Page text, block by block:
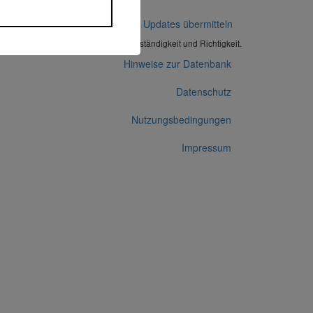
Korrekturen / Updates übermitteln
Alle Angaben ohne Gewähr auf Vollständigkeit und Richtigkeit.
Hinweise zur Datenbank
Datenschutz
Nutzungsbedingungen
Impressum